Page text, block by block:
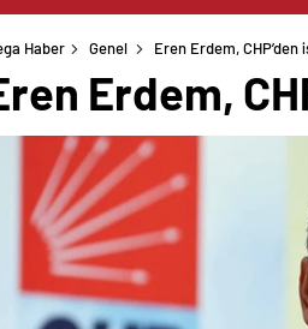
Haber Genel Eren Erdem,
Erdem,